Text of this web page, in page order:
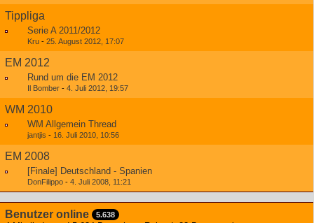
Tippliga
Serie A 2011/2012
Kru - 25. August 2012, 17:07
EM 2012
Rund um die EM 2012
Il Bomber - 4. Juli 2012, 19:57
WM 2010
WM Allgemein Thread
jantjis - 16. Juli 2010, 10:56
EM 2008
[Finale] Deutschland - Spanien
DonFilippo - 4. Juli 2008, 11:21
Benutzer online 5.638